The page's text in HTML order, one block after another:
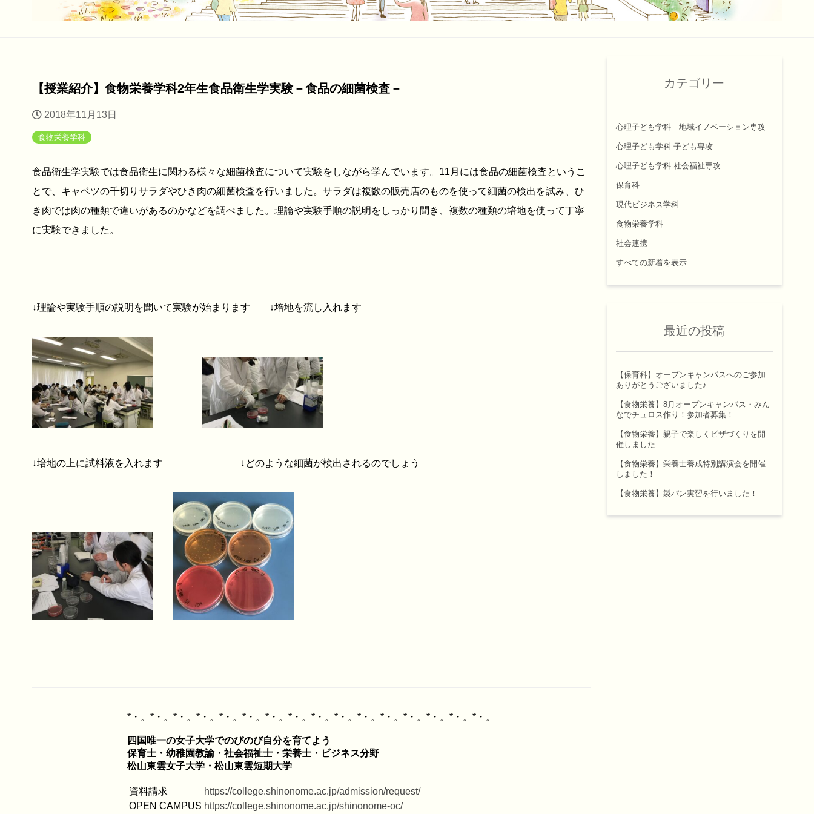
【授業紹介】食物栄養学科2年生食品衛生学実験－食品の細菌検査－
2018年11月13日
食物栄養学科
食品衛生学実験では食品衛生に関わる様々な細菌検査について実験をしながら学んでいます。11月には食品の細菌検査というこ
とで、キャベツの千切りサラダやひき肉の細菌検査を行いました。サラダは複数の販売店のものを使って細菌の検出を試み、ひ
き肉では肉の種類で違いがあるのかなどを調べました。理論や実験手順の説明をしっかり聞き、複数の種類の培地を使って丁寧
に実験できました。
↓理論や実験手順の説明を聞いて実験が始まります ↓培地を流し入れます
↓培地の上に試料液を入れます ↓どのような細菌が検出されるのでしょう
四国唯一の女子大学でのびのび自分を育てよう
保育士・幼稚園教諭・社会福祉士・栄養士・ビジネス分野
松山東雲女子大学・松山東雲短期大学
資料請求
https://college.shinonome.ac.jp/admission/request/
OPEN CAMPUS https://college.shinonome.ac.jp/shinonome-oc/
カテゴリー
心理子ども学科 地域イノベーション専攻
心理子ども学科 子ども専攻
心理子ども学科 社会福祉専攻
保育科
現代ビジネス学科
食物栄養学科
社会連携
すべての新着を表示
最近の投稿
【保育科】オープンキャンパスへのご参加
ありがとうございました♪
【食物栄養】8月オープンキャンパス・みん
なでチュロス作り！参加者募集！
【食物栄養】親子で楽しくピザづくりを開
催しました
【食物栄養】栄養士養成特別講演会を開催
しました！
【食物栄養】製パン実習を行いました！